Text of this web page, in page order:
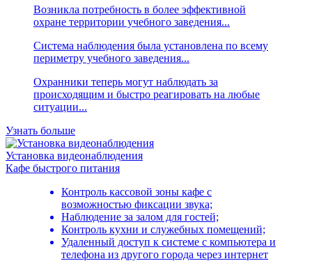
Возникла потребность в более эффективной
охране территории учебного заведения...
Система наблюдения была установлена по всему
периметру учебного заведения...
Охранники теперь могут наблюдать за
происходящим и быстро реагировать на любые
ситуации...
Узнать больше
Установка видеонаблюдения
Кафе быстрого питания
Контроль кассовой зоны кафе с
возможностью фиксации звука;
Наблюдение за залом для гостей;
Контроль кухни и служебных помещений;
Удаленный доступ к системе с компьютера и
телефона из другого города через интернет